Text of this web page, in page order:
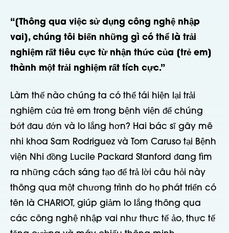
“[Thông qua việc sử dụng công nghệ nhập
vai], chúng tôi biến những gì có thể là trải
nghiệm rất tiêu cực từ nhận thức của [trẻ em]
thành một trải nghiệm rất tích cực.”
Làm thế nào chúng ta có thể tái hiện lại trải
nghiệm của trẻ em trong bệnh viện để chúng
bớt đau đớn và lo lắng hơn? Hai bác sĩ gây mê
nhi khoa Sam Rodriguez và Tom Caruso tại Bệnh
viện Nhi đồng Lucile Packard Stanford đang tìm
ra những cách sáng tạo để trả lời câu hỏi này
thông qua một chương trình do họ phát triển có
tên là CHARIOT, giúp giảm lo lắng thông qua
các công nghệ nhập vai như thực tế ảo, thực tế